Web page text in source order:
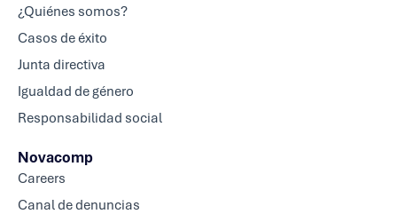
¿Quiénes somos?
Casos de éxito
Junta directiva
Igualdad de género
Responsabilidad social
Novacomp
Careers
Canal de denuncias